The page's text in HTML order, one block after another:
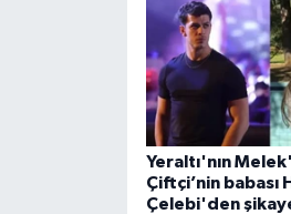
Yeraltı'nın
Çiftçi’nin babası
Çelebi'den